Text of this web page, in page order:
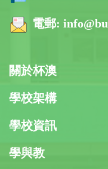
電郵:
關於杯澳
學校架構
學校資訊
學與教